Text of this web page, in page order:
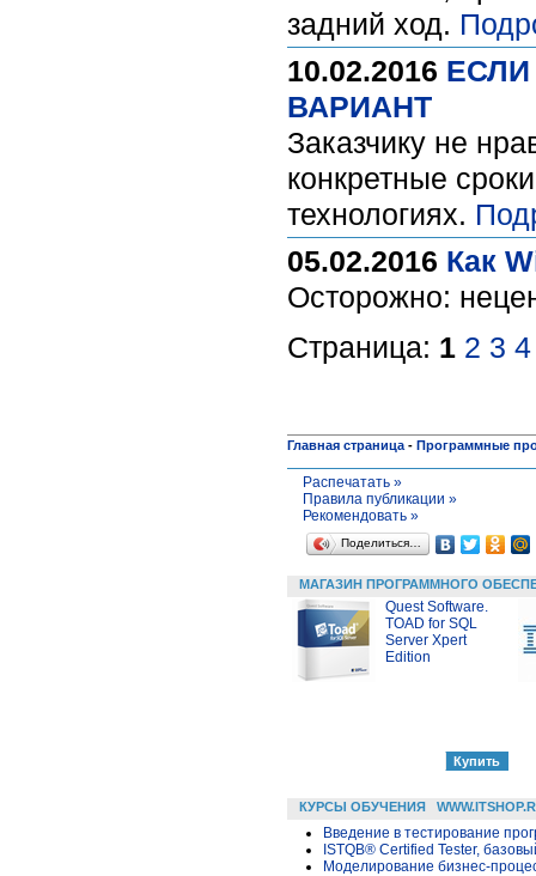
задний ход.
10.02.2016
ВАРИАНТ
Заказчику не
конкретные
технологиях.
05.02.2016 Как
Осторожно:
Страница: 1 2 3 4
Главная страница - Программные
Распечатать »
Правила публикации »
Рекомендовать »
Поделиться…
МАГАЗИН ПРОГРАММНОГО
Quest Software.
TOAD for SQL
Server Xpert
Edition
КУРСЫ ОБУЧЕНИЯ
Введение в тестирование
ISTQB® Certified Tester,
Моделирование бизнес-